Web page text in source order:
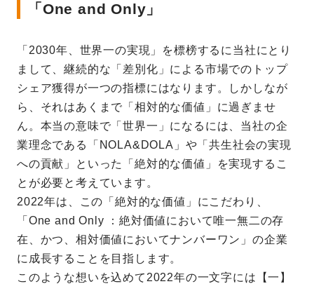
「One and Only」
「2030年、世界一の実現」を標榜するに当社にとり
まして、継続的な「差別化」による市場でのトップ
シェア獲得が一つの指標にはなります。しかしなが
ら、それはあくまで「相対的な価値」に過ぎませ
ん。本当の意味で「世界一」になるには、当社の企
業理念である「NOLA&DOLA」や「共生社会の実現
への貢献」といった「絶対的な価値」を実現するこ
とが必要と考えています。
2022年は、この「絶対的な価値」にこだわり、
「One and Only ：絶対価値において唯一無二の存
在、かつ、相対価値においてナンバーワン」の企業
に成長することを目指します。
このような想いを込めて2022年の一文字には【一】